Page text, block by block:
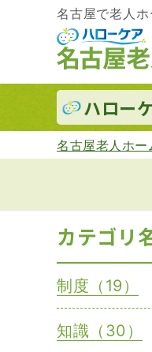
名古屋で老人
ハロー
名古屋老人ホ
カテゴリ
制度（19）
知識（30）